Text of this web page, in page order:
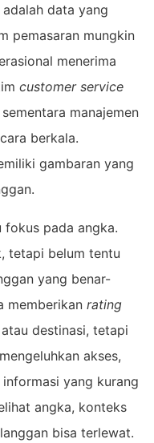
data yang
pemasaran mungkin
menerima
customer service
manajemen
berkala.
gambaran yang
fokus pada angka.
tetapi belum tentu
yang benar-
memberikan rating
destinasi, tetapi
akses,
yang kurang
angka, konteks
bisa terlewat.